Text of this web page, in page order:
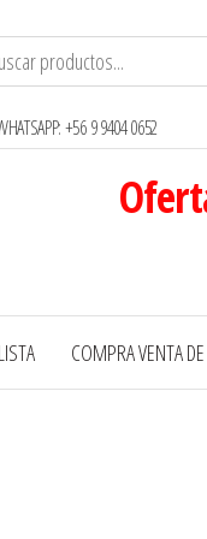
+56 9 9404 0652
COMPRA VENTA